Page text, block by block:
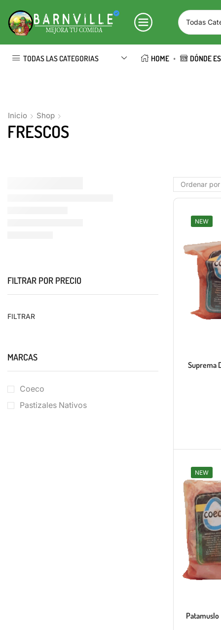
TODAS LAS CATEGORIAS HOME DÓNDE
Inicio Shop
FRESCOS
NEW
Suprema
NEW
Patamuslo
FILTRAR POR PRECIO
FILTRAR
MARCAS
Coeco
Pastizales Nativos